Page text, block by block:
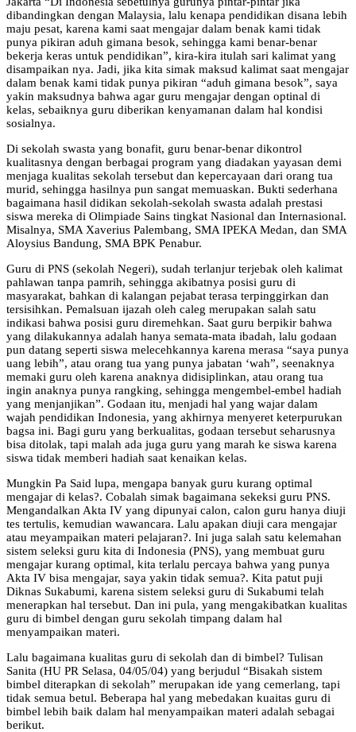
dibandingkan dengan Malaysia, lalu kenapa pendidikan disana lebih
maju pesat, karena kami saat mengajar dalam benak kami tidak
punya pikiran aduh gimana besok, sehingga kami benar-benar
bekerja keras untuk pendidikan”, kira-kira itulah sari kalimat yang
disampaikan nya. Jadi, jika kita simak maksud kalimat saat mengajar
dalam benak kami tidak punya pikiran “aduh gimana besok”, saya
yakin maksudnya bahwa agar guru mengajar dengan optinal di
kelas, sebaiknya guru diberikan kenyamanan dalam hal kondisi
sosialnya.
Di sekolah swasta yang bonafit, guru benar-benar dikontrol
kualitasnya dengan berbagai program yang diadakan yayasan demi
menjaga kualitas sekolah tersebut dan kepercayaan dari orang tua
murid, sehingga hasilnya pun sangat memuaskan. Bukti sederhana
bagaimana hasil didikan sekolah-sekolah swasta adalah prestasi
siswa mereka di Olimpiade Sains tingkat Nasional dan Internasional.
Misalnya, SMA Xaverius Palembang, SMA IPEKA Medan, dan SMA
Aloysius Bandung, SMA BPK Penabur.
Guru di PNS (sekolah Negeri), sudah terlanjur terjebak oleh kalimat
pahlawan tanpa pamrih, sehingga akibatnya posisi guru di
masyarakat, bahkan di kalangan pejabat terasa terpinggirkan dan
tersisihkan. Pemalsuan ijazah oleh caleg merupakan salah satu
indikasi bahwa posisi guru diremehkan. Saat guru berpikir bahwa
yang dilakukannya adalah hanya semata-mata ibadah, lalu godaan
pun datang seperti siswa melecehkannya karena merasa “saya punya
uang lebih”, atau orang tua yang punya jabatan ‘wah”, seenaknya
memaki guru oleh karena anaknya didisiplinkan, atau orang tua
ingin anaknya punya rangking, sehingga mengembel-embel hadiah
yang menjanjikan”. Godaan itu, menjadi hal yang wajar dalam
wajah pendidikan Indonesia, yang akhirnya menyeret keterpurukan
bagsa ini. Bagi guru yang berkualitas, godaan tersebut seharusnya
bisa ditolak, tapi malah ada juga guru yang marah ke siswa karena
siswa tidak memberi hadiah saat kenaikan kelas.
Mungkin Pa Said lupa, mengapa banyak guru kurang optimal
mengajar di kelas?. Cobalah simak bagaimana sekeksi guru PNS.
Mengandalkan Akta IV yang dipunyai calon, calon guru hanya diuji
tes tertulis, kemudian wawancara. Lalu apakan diuji cara mengajar
atau meyampaikan materi pelajaran?. Ini juga salah satu kelemahan
sistem seleksi guru kita di Indonesia (PNS), yang membuat guru
mengajar kurang optimal, kita terlalu percaya bahwa yang punya
Akta IV bisa mengajar, saya yakin tidak semua?. Kita patut puji
Diknas Sukabumi, karena sistem seleksi guru di Sukabumi telah
menerapkan hal tersebut. Dan ini pula, yang mengakibatkan kualitas
guru di bimbel dengan guru sekolah timpang dalam hal
menyampaikan materi.
Lalu bagaimana kualitas guru di sekolah dan di bimbel? Tulisan
Sanita (HU PR Selasa, 04/05/04) yang berjudul “Bisakah sistem
bimbel diterapkan di sekolah” merupakan ide yang cemerlang, tapi
tidak semua betul. Beberapa hal yang mebedakan kuaitas guru di
bimbel lebih baik dalam hal menyampaikan materi adalah sebagai
berikut.